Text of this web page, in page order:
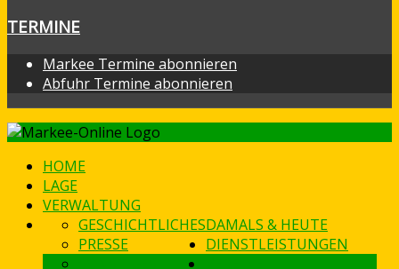
TERMINE
Markee Termine abonnieren
Abfuhr Termine abonnieren
HOME
LAGE
VERWALTUNG
DAMALS & HEUTE
GESCHICHTLICHES
PRESSE
DIENSTLEISTUNGEN